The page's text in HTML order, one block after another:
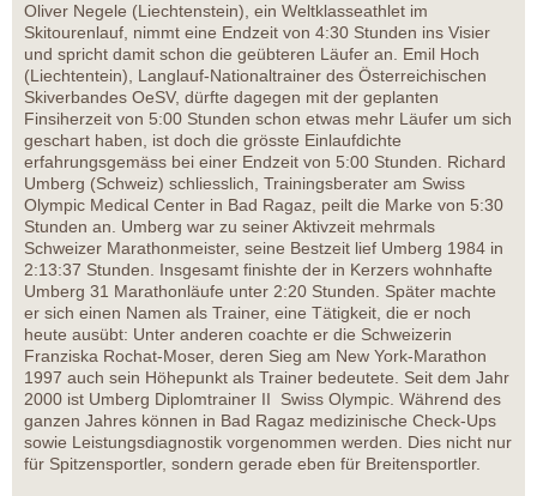
Oliver Negele (Liechtenstein), ein Weltklasseathlet im
Skitourenlauf, nimmt eine Endzeit von 4:30 Stunden ins Visier
und spricht damit schon die geübteren Läufer an. Emil Hoch
(Liechtentein), Langlauf-Nationaltrainer des Österreichischen
Skiverbandes OeSV, dürfte dagegen mit der geplanten
Finsiherzeit von 5:00 Stunden schon etwas mehr Läufer um sich
geschart haben, ist doch die grösste Einlaufdichte
erfahrungsgemäss bei einer Endzeit von 5:00 Stunden. Richard
Umberg (Schweiz) schliesslich, Trainingsberater am Swiss
Olympic Medical Center in Bad Ragaz, peilt die Marke von 5:30
Stunden an. Umberg war zu seiner Aktivzeit mehrmals
Schweizer Marathonmeister, seine Bestzeit lief Umberg 1984 in
2:13:37 Stunden. Insgesamt finishte der in Kerzers wohnhafte
Umberg 31 Marathonläufe unter 2:20 Stunden. Später machte
er sich einen Namen als Trainer, eine Tätigkeit, die er noch
heute ausübt: Unter anderen coachte er die Schweizerin
Franziska Rochat-Moser, deren Sieg am New York-Marathon
1997 auch sein Höhepunkt als Trainer bedeutete. Seit dem Jahr
2000 ist Umberg Diplomtrainer II Swiss Olympic. Während des
ganzen Jahres können in Bad Ragaz medizinische Check-Ups
sowie Leistungsdiagnostik vorgenommen werden. Dies nicht nur
für Spitzensportler, sondern gerade eben für Breitensportler.